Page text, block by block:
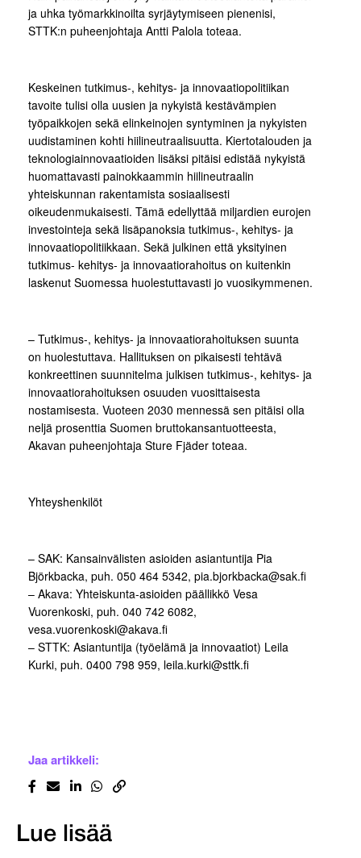
ja uhka työmarkkinoilta syrjäytymiseen pienenisi,
STTK:n puheenjohtaja Antti Palola toteaa.
Keskeinen tutkimus-, kehitys- ja innovaatiopolitiikan
tavoite tulisi olla uusien ja nykyistä kestävämpien
työpaikkojen sekä elinkeinojen syntyminen ja nykyisten
uudistaminen kohti hiilineutraalisuutta. Kiertotalouden ja
teknologiainnovaatioiden lisäksi pitäisi edistää nykyistä
huomattavasti painokkaammin hiilineutraalin
yhteiskunnan rakentamista sosiaalisesti
oikeudenmukaisesti. Tämä edellyttää miljardien eurojen
investointeja sekä lisäpanoksia tutkimus-, kehitys- ja
innovaatiopolitiikkaan. Sekä julkinen että yksityinen
tutkimus- kehitys- ja innovaatiorahoitus on kuitenkin
laskenut Suomessa huolestuttavasti jo vuosikymmenen.
– Tutkimus-, kehitys- ja innovaatiorahoituksen suunta
on huolestuttava. Hallituksen on pikaisesti tehtävä
konkreettinen suunnitelma julkisen tutkimus-, kehitys- ja
innovaatiorahoituksen osuuden vuosittaisesta
nostamisesta. Vuoteen 2030 mennessä sen pitäisi olla
neljä prosenttia Suomen bruttokansantuotteesta,
Akavan puheenjohtaja Sture Fjäder toteaa.
Yhteyshenkilöt
– SAK: Kansainvälisten asioiden asiantuntija Pia
Björkbacka, puh. 050 464 5342, pia.bjorkbacka@sak.fi
– Akava: Yhteiskunta-asioiden päällikkö Vesa
Vuorenkoski, puh. 040 742 6082,
vesa.vuorenkoski@akava.fi
– STTK: Asiantuntija (työelämä ja innovaatiot) Leila
Kurki, puh. 0400 798 959, leila.kurki@sttk.fi
Jaa artikkeli:
Lue lisää